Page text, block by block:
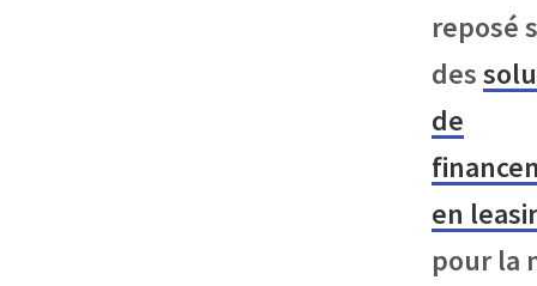
reposé
des
de
en
pour la